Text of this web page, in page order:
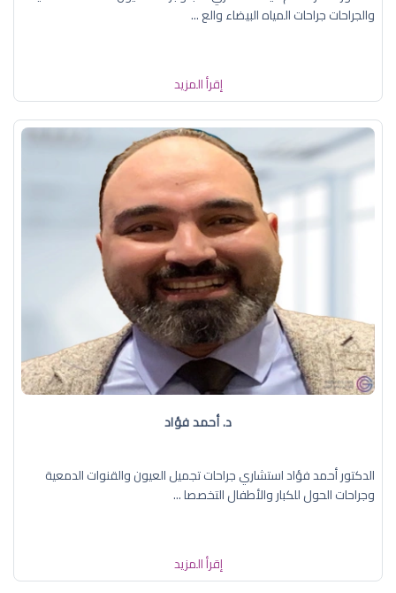
والجراحات جراحات المياه البيضاء والع ...
إقرأ المزيد
د. أحمد فؤاد
الدكتور أحمد فؤاد استشاري جراحات تجميل العيون والقنوات الدمعية
وجراحات الحول للكبار والأطفال التخصصا ...
إقرأ المزيد